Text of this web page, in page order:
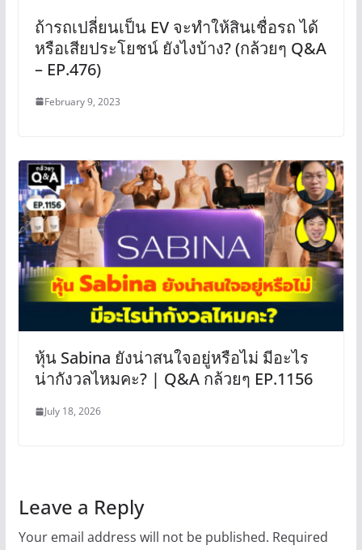
ถ้ารถเปลี่ยนเป็น EV จะทำให้สินเชื่อรถ ได้
หรือเสียประโยชน์ ยังไงบ้าง? (กล้วยๆ Q&A
– EP.476)
February 9, 2023
หุ้น Sabina ยังน่าสนใจอยู่หรือไม่ มีอะไร
น่ากังวลไหมคะ? | Q&A กล้วยๆ EP.1156
July 18, 2026
Leave a Reply
Your email address will not be published. Required